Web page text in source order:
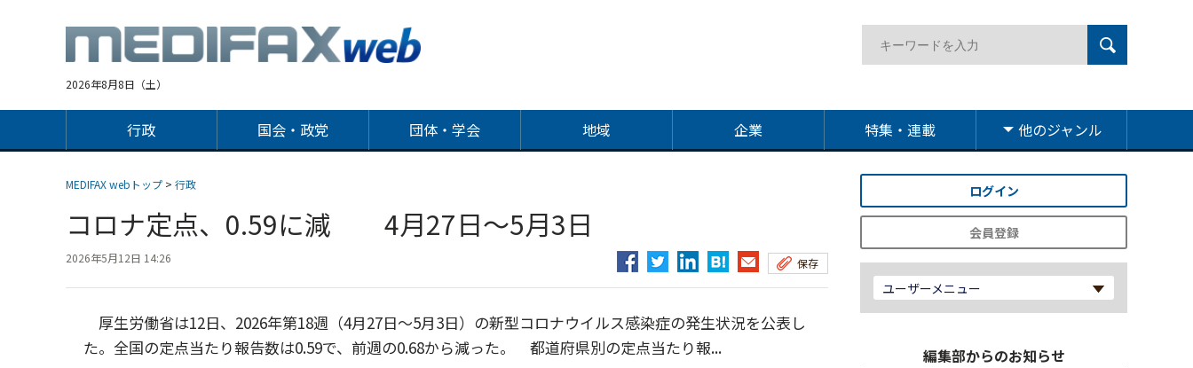
2026年8月8日（土）
行政 国会・政党 団体・学会 地域 企業 特集・連載 他のジャンル
MEDIFAX webトップ > 行政
コロナ定点、0.59に減 4月27日～5月3日
2026年5月12日 14:26 保存
厚生労働省は12日、2026年第18週（4月27日～5月3日）の新型コロナウイルス感染症の発生状況を公表し
た。全国の定点当たり報告数は0.59で、前週の0.68から減った。 都道府県別の定点当たり報...
ログイン
会員登録
ユーザーメニュー
編集部からのお知らせ